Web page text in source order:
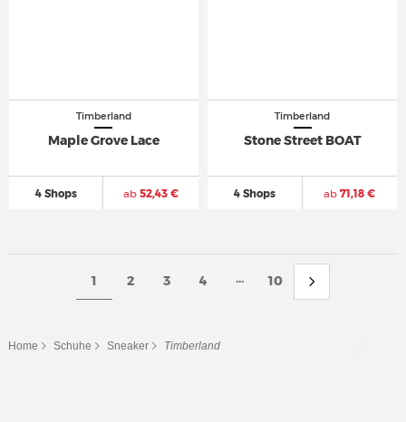
Timberland
Maple Grove Lace
4 Shops ab52,43 €
Timberland
Stone Street BOAT
4 Shops ab 71,18 €
1 2 3 4 ... 10
Home Schuhe Sneaker Timberland